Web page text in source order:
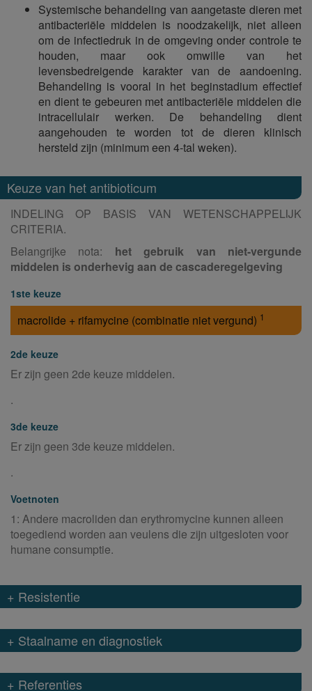
Systemische behandeling van aangetaste dieren met
antibacteriële middelen is noodzakelijk, niet alleen
om de infectiedruk in de omgeving onder controle te
houden, maar ook omwille van het
levensbedreigende karakter van de aandoening.
Behandeling is vooral in het beginstadium effectief
en dient te gebeuren met antibacteriële middelen die
intracellulair werken. De behandeling dient
aangehouden te worden tot de dieren klinisch
hersteld zijn (minimum een 4-tal weken).
Keuze van het antibioticum
INDELING OP BASIS VAN WETENSCHAPPELIJK
CRITERIA.
Belangrijke nota: het gebruik van niet-vergunde
middelen is onderhevig aan de cascaderegelgeving
1ste keuze
macrolide + rifamycine (combinatie niet vergund) 1
2de keuze
Er zijn geen 2de keuze middelen.
.
3de keuze
Er zijn geen 3de keuze middelen.
.
Voetnoten
1: Andere macroliden dan erythromycine kunnen alleen
toegediend worden aan veulens die zijn uitgesloten voor
humane consumptie.
+ Resistentie
+ Staalname en diagnostiek
+ Referenties